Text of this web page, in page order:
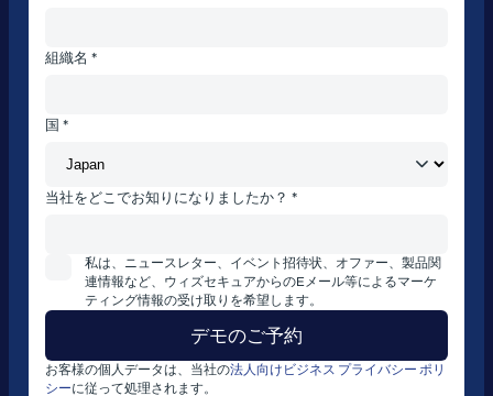
組織名 *
国 *
当社をどこでお知りになりましたか？ *
私は、ニュースレター、イベント招待状、オファー、製品関
連情報など、ウィズセキュアからのEメール等によるマーケ
ティング情報の受け取りを希望します。
お客様の個人データは、当社の法人向けビジネス プライバシー ポリ
シーに従って処理されます。